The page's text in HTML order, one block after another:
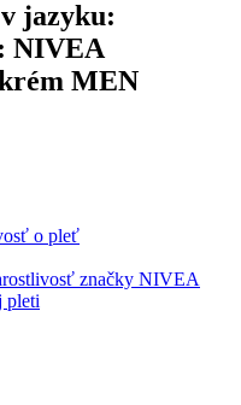
jazyku:
NIVEA
MEN
o pleť
značky NIVEA
pleti